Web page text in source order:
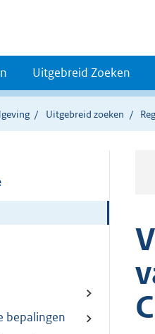
Uitgebreid Zoeken
Uitgebreid zoeken
bepalingen